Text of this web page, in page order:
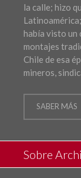
la calle; hizo
había visto un
montajes
Chile de esa
mineros,
SABER MÁS
Sobre